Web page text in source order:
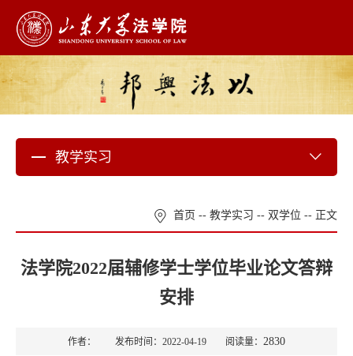
教学实习
首页 -- 教学实习 -- 双学位 -- 正文
法学院2022届辅修学士学位毕业论文答辩
安排
作者： 发布时间：2022-04-19 阅读量： 2830